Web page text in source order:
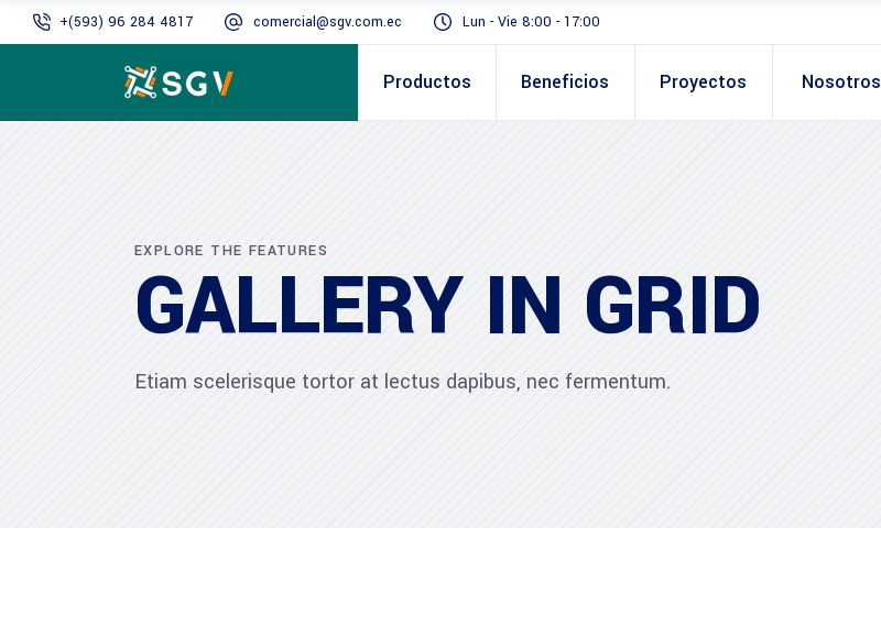
+(593) 96 284 4817 comercial@sgv.com.ec Lun - Vie 8:00 - 17:00
Productos Beneficios Proyectos Nosotros
EXPLORE THE FEATURES
GALLERY IN GRID
Etiam scelerisque tortor at lectus dapibus, nec fermentum.